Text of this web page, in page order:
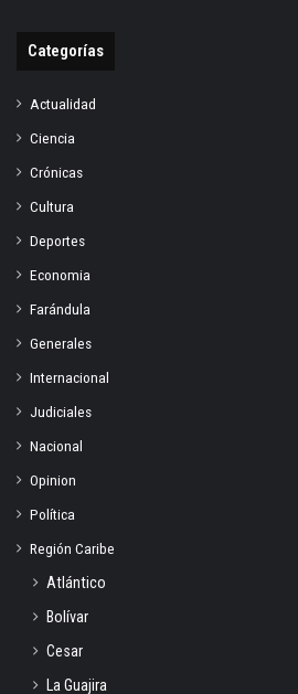
Categorías
Actualidad
Ciencia
Crónicas
Cultura
Deportes
Economia
Farándula
Generales
Internacional
Judiciales
Nacional
Opinion
Política
Región Caribe
Atlántico
Bolívar
Cesar
La Guajira